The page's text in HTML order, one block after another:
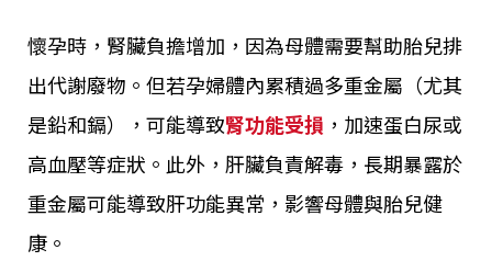
懷孕時，腎臟負擔增加，因為母體需要幫助胎兒排
出代謝廢物。但若孕婦體內累積過多重金屬（尤其
是鉛和鎘），可能導致腎功能受損 ，加速蛋白尿或
高血壓等症狀。此外，肝臟負責解毒，長期暴露於
重金屬可能導致肝功能異常，影響母體與胎兒健
康。